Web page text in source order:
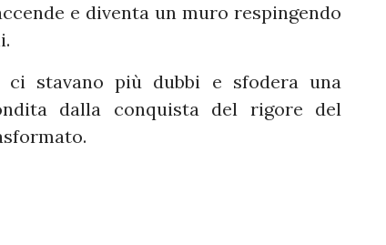
e diventa un muro respingendo
stavano più dubbi e sfodera una
dalla conquista del rigore del